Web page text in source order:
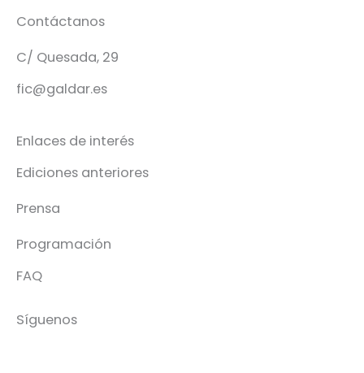
Contáctanos
C/ Quesada, 29
fic@galdar.es
Enlaces de interés
Ediciones anteriores
Prensa
Programación
FAQ
Síguenos